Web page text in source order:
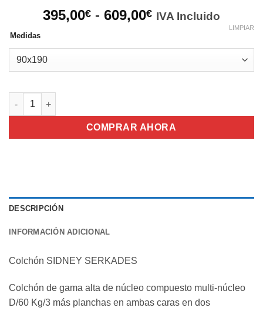
395,00€ - 609,00€Rango
395,00€
IVA Incluido
Medidas
LIMPIAR
Colchón SIDNEY SERKADES cantidad
COMPRAR AHORA
DESCRIPCIÓN
INFORMACIÓN ADICIONAL
Colchón SIDNEY SERKADES
Colchón de gama alta de núcleo compuesto multi-núcleo
D/60 Kg/3 más planchas en ambas caras en dos